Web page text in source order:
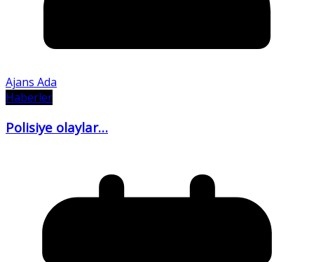
Ajans Ada
Haberler
Polisiye olaylar…